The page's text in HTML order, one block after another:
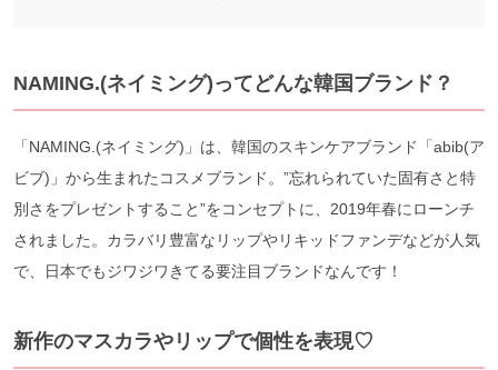
NAMING.(ネイミング)ってどんな韓国ブランド？
「NAMING.(ネイミング)」は、韓国のスキンケアブランド「abib(ア
ビブ)」から生まれたコスメブランド。”忘れられていた固有さと特
別さをプレゼントすること”をコンセプトに、2019年春にローンチ
されました。カラバリ豊富なリップやリキッドファンデなどが人気
で、日本でもジワジワきてる要注目ブランドなんです！
新作のマスカラやリップで個性を表現♡